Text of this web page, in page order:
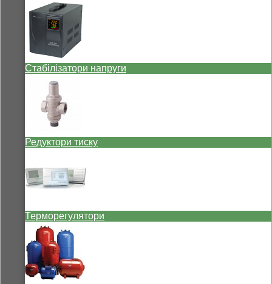
Стабілізатори напруги
Редуктори тиску
Терморегулятори